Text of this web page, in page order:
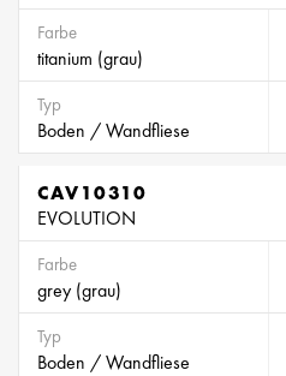
Farbe
titanium (grau)
Typ
Boden / Wandfliese
CAV10310
EVOLUTION
Farbe
grey (grau)
Typ
Boden / Wandfliese